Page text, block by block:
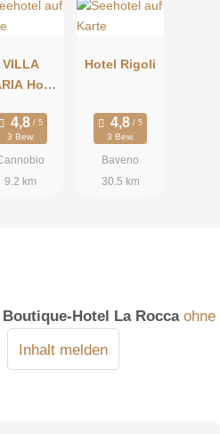
VILLA
Hotel
3 Bew.
9.2 km
Hotel Rigoli
3 Bew.
Baveno
30.5 km
Hotel La Rocca ohne
Inhalt melden